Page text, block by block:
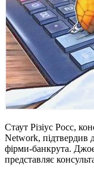
Стаут Різіус Росс,
Network, підтвердив
фірми-банкрута.
представляє